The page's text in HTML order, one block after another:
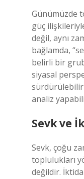
Günümüzde
güç
değil, aynı
bağlamda,
belirli bir
siyasal
sürdürülebilir
analiz
Sevk ve
Sevk, çoğu
toplulukları
değildir.